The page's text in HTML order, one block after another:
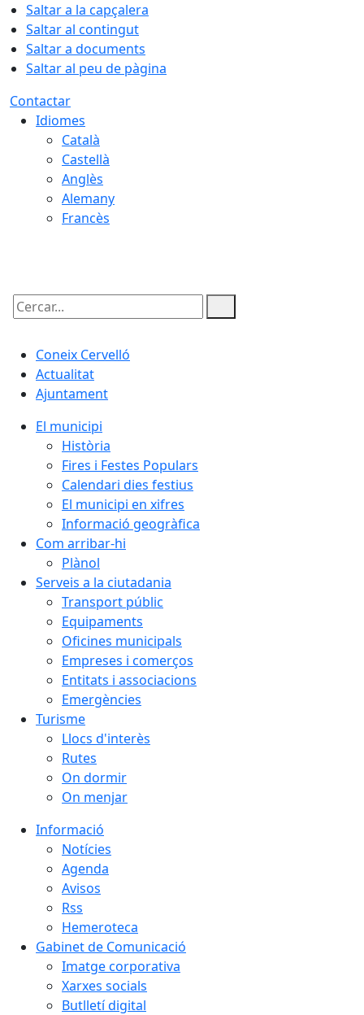
Saltar a la capçalera
Saltar al contingut
Saltar a documents
Saltar al peu de pàgina
Contactar
Idiomes
Català
Castellà
Anglès
Alemany
Francès
Cercar:
Coneix Cervelló
Actualitat
Ajuntament
El municipi
Història
Fires i Festes Populars
Calendari dies festius
El municipi en xifres
Informació geogràfica
Com arribar-hi
Plànol
Serveis a la ciutadania
Transport públic
Equipaments
Oficines municipals
Empreses i comerços
Entitats i associacions
Emergències
Turisme
Llocs d'interès
Rutes
On dormir
On menjar
Informació
Notícies
Agenda
Avisos
Rss
Hemeroteca
Gabinet de Comunicació
Imatge corporativa
Xarxes socials
Butlletí digital